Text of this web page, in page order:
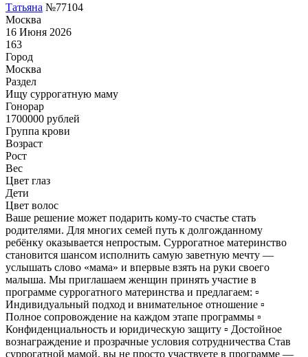
Татьяна №77104
Москва
16 Июня 2026
163
Город
Москва
Раздел
Ищу суррогатную маму
Гонoрар
1700000 рублей
Группа крови
Возраст
Рост
Вес
Цвет глаз
Дети
Цвет волос
Ваше решение может подарить кому-то счастье стать
родителями. Для многих семей путь к долгожданному
ребёнку оказывается непростым. Суррогатное материнство
становится шансом исполнить самую заветную мечту —
услышать слово «мама» и впервые взять на руки своего
малыша. Мы приглашаем женщин принять участие в
программе суррогатного материнства и предлагаем: ▫️
Индивидуальный подход и внимательное отношение ▫️
Полное сопровождение на каждом этапе программы ▫️
Конфиденциальность и юридическую защиту ▫️ Достойное
вознаграждение и прозрачные условия сотрудничества Став
суррогатной мамой, вы не просто участвуете в программе —